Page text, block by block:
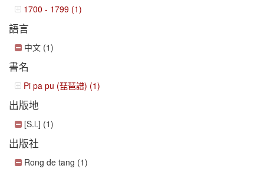
1700 - 1799 (1)
語言
中文 (1)
書名
Pi pa pu (琵琶譜) (1)
出版地
[S.l.] (1)
出版社
Rong de tang (1)